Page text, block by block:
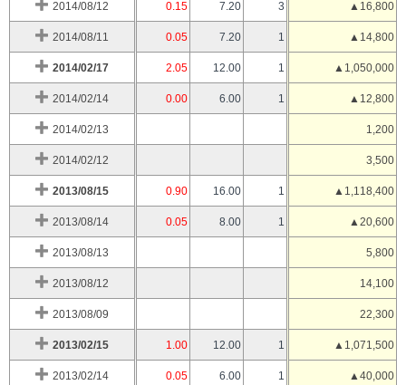
2014/08/12 0.15 7.20 3 ▲16,800
2014/08/11 0.05 7.20 1 ▲14,800
2014/02/17 2.05 12.00 1 ▲1,050,000
2014/02/14 0.00 6.00 1 ▲12,800
2014/02/13 1,200
2014/02/12 3,500
2013/08/15 0.90 16.00 1 ▲1,118,400
2013/08/14 0.05 8.00 1 ▲20,600
2013/08/13 5,800
2013/08/12 14,100
2013/08/09 22,300
2013/02/15 1.00 12.00 1 ▲1,071,500
2013/02/14 0.05 6.00 1 ▲40,000